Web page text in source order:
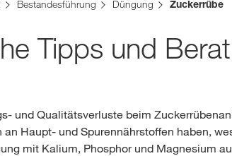
der KWS Website für Österreich. Für diese
Bestandesführung Düngung Zuckerrübe
Tipps und
und Qualitätsverluste beim
an Haupt- und Spurennährstoffen haben,
mit Kalium, Phosphor und Magnesium